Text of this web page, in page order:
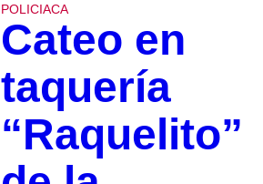
POLICIACA
Cateo en
taquería
“Raquelito”